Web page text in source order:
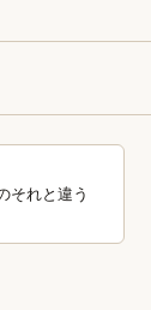
それと違う